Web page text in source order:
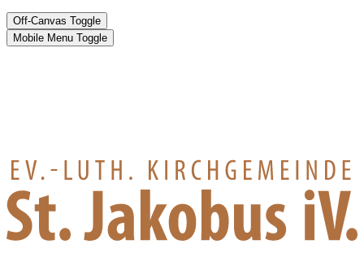
Off-Canvas Toggle
Mobile Menu Toggle